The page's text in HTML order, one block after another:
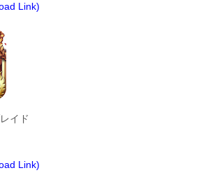
Link)
イド
Link)